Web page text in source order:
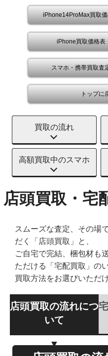
iPhone14ProMax買取
iPhone買取価格表
スマホ・携帯買取査
トップに
買取の流れ
高額買取中のスマホ
店頭買取・宅
スムーズな査定、その場
だく「店頭買取」と、
ご自宅で完結、梱包材も
ただける「宅配買取」の
買取方法をお選びいただけ
店頭買取の流れにつ
いて